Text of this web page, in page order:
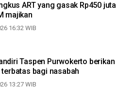
ART yang gasak Rp450 juta
majikan
16:32 WIB
Taspen Purwokerto berikan
terbatas bagi nasabah
13:27 WIB